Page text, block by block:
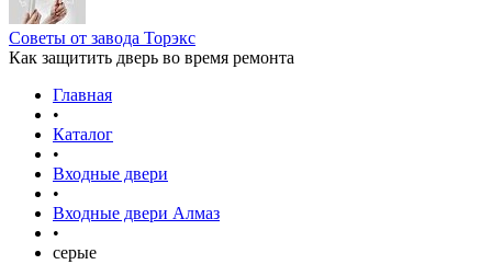
Советы от завода Торэкс
Как защитить дверь во время ремонта
Главная
•
Каталог
•
Входные двери
•
Входные двери Алмаз
•
серые